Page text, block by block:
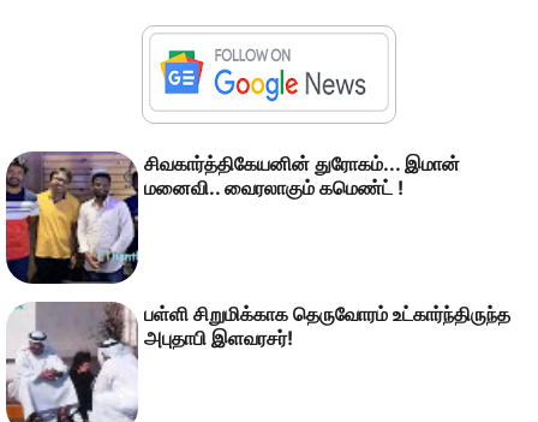
சிவகார்த்திகேயனின் துரோகம்... இமான்
மனைவி.. வைரலாகும் கமெண்ட் !
பள்ளி சிறுமிக்காக தெருவோரம் உட்கார்ந்திருந்த
அபுதாபி இளவரசர்!